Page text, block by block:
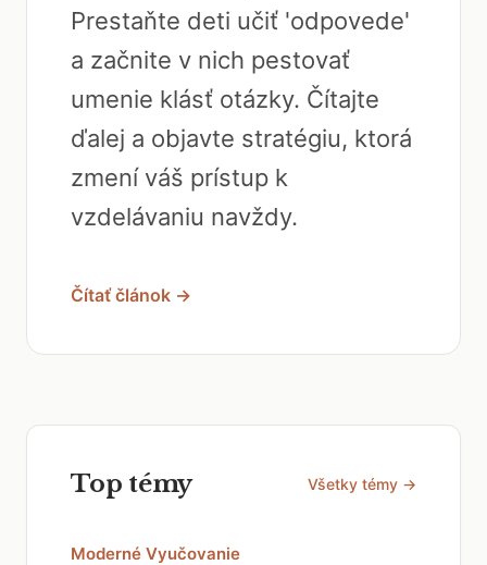
Prestaňte deti učiť 'odpovede'
a začnite v nich pestovať
umenie klásť otázky. Čítajte
ďalej a objavte stratégiu, ktorá
zmení váš prístup k
vzdelávaniu navždy.
Čítať článok →
Top témy Všetky témy →
Moderné Vyučovanie